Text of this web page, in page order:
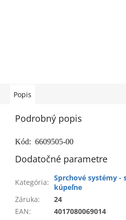
Popis
Podrobný popis
Kód: 6609505-00
Dodatočné parametre
Kategória: Sprchové systémy -
kúpeľne
Záruka:
24
EAN: 4017080069014